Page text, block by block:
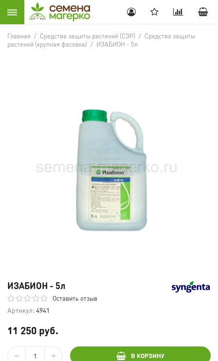
Главная / Средства защиты растений (СЗР) / Средства защиты
растений (крупная фасовка) / ИЗАБИОН - 5л
ИЗАБИОН - 5л
Оставить отзыв
Артикул: 4941
11 250 руб.
В КОРЗИНУ